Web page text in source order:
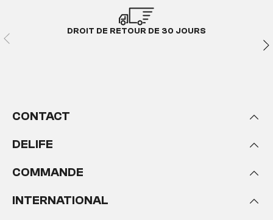
DROIT DE RETOUR DE 30 JOURS
CONTACT
DELIFE
COMMANDE
INTERNATIONAL